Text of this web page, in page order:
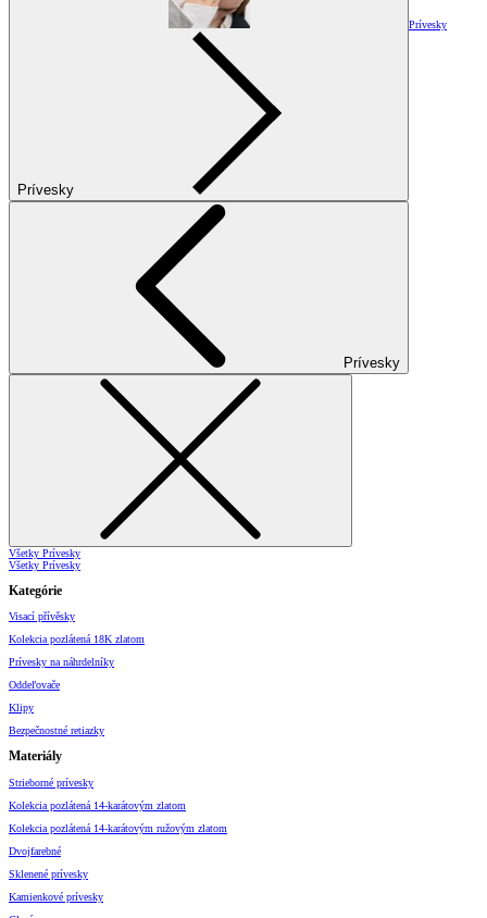
Prívesky
Prívesky
Prívesky
Všetky Prívesky
Všetky Prívesky
Kategórie
Visací přívěsky
Kolekcia pozlátená 18K zlatom
Prívesky na náhrdelníky
Oddeľovače
Klipy
Bezpečnostné retiazky
Materiály
Strieborné prívesky
Kolekcia pozlátená 14-karátovým zlatom
Kolekcia pozlátená 14-karátovým ružovým zlatom
Dvojfarebné
Sklenené prívesky
Kamienkové prívesky